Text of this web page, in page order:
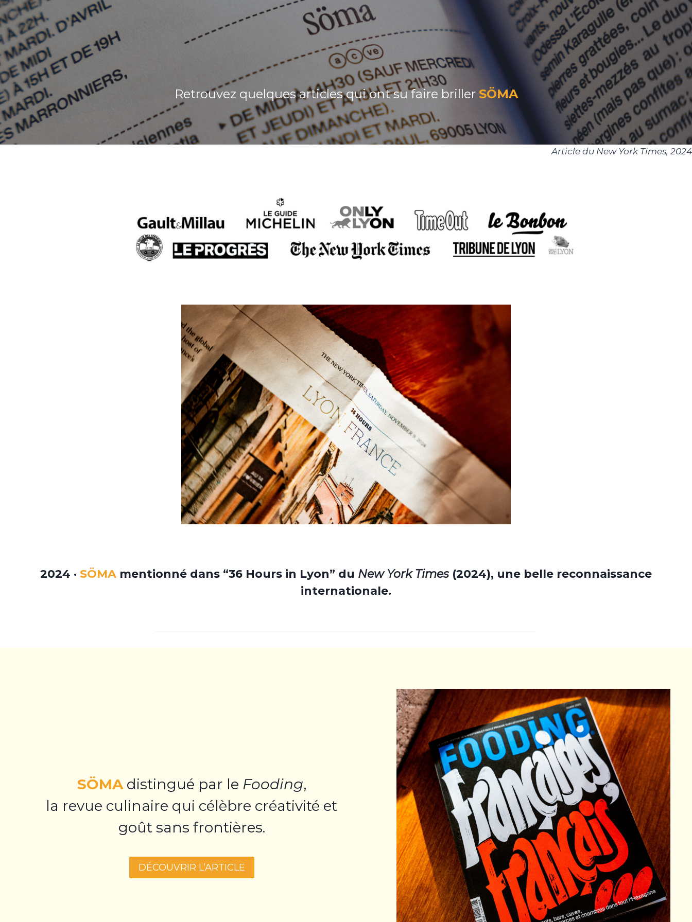
Retrouvez quelques articles qui ont su faire briller SÖMA
Article du New York Times, 2024
2024 · SÖMA mentionné dans “36 Hours in Lyon” du New York Times(2024), une belle reconnaissance
internationale.
SÖMAdistingué par le Fooding,
la revue culinaire qui célèbre créativité et
goût sans frontières.
DÉCOUVRIR L’ARTICLE